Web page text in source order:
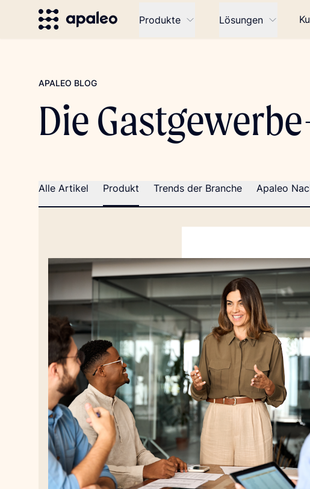
Produkte Lösungen
APALEO BLOG
Die
Alle Artikel Produkt Trends der Branche Apaleo